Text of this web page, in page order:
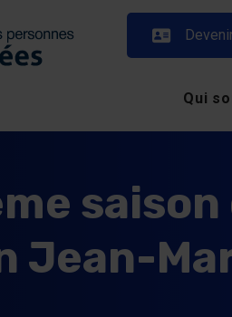
Qui
Jean-